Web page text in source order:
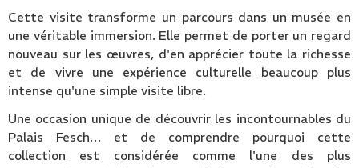
Cette visite transforme un parcours dans un musée en
une véritable immersion. Elle permet de porter un regard
nouveau sur les œuvres, d'en apprécier toute la richesse
et de vivre une expérience culturelle beaucoup plus
intense qu'une simple visite libre.
Une occasion unique de découvrir les incontournables du
Palais Fesch… et de comprendre pourquoi cette
collection est considérée comme l'une des plus